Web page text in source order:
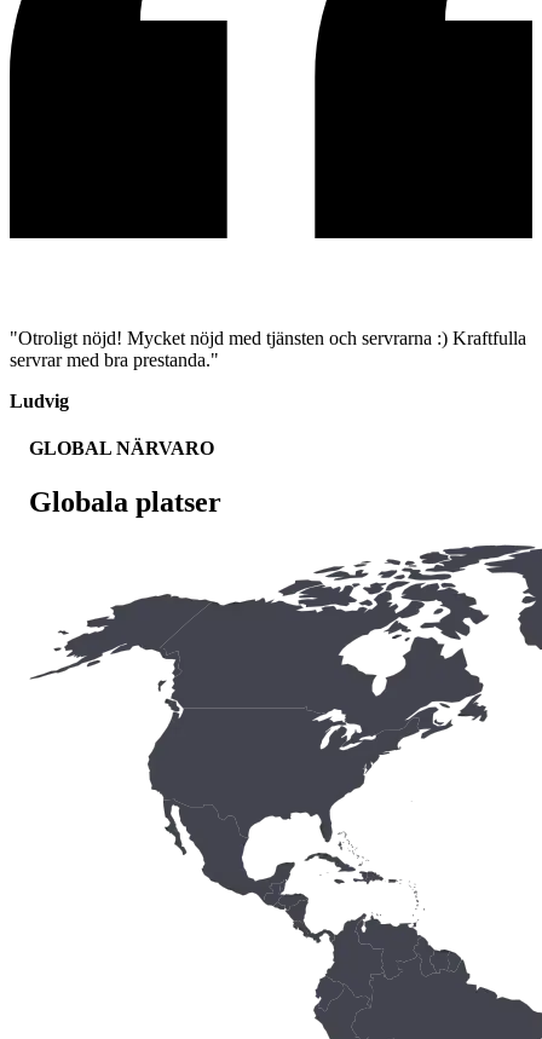
"Otroligt nöjd! Mycket nöjd med tjänsten och servrarna :) Kraftfulla
servrar med bra prestanda."
Ludvig
GLOBAL NÄRVARO
Globala platser